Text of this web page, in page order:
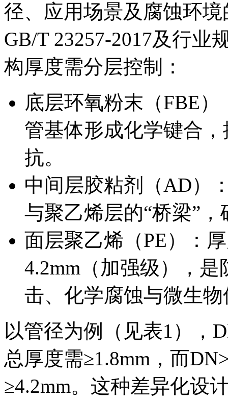
径、应用场景及腐蚀环
GB/T 23257-2017及行业
构厚度需分层控制：
底层环氧粉末（FBE）‍
管基体形成化学键合
抗。
中间层胶粘剂（AD）‍
与聚乙烯层的“桥梁”
面层聚乙烯（PE）‍：
4.2mm（加强级），
击、化学腐蚀与微生
以管径为例（见表1），
总厚度需≥1.8mm，而
≥4.2mm。这种差异化设